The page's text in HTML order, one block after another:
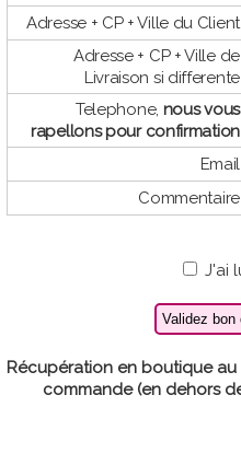
Adresse + CP + Ville du Client
Adresse + CP + Ville de
Livraison si differente
Telephone, nous vous
rapellons pour confirmation
Email
Commentaire
J'ai
Récupération en boutique au
commande (en dehors